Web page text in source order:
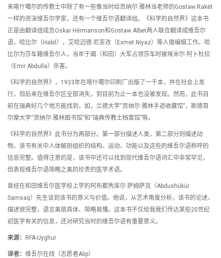
来喀什噶尔的传教士中除了有一些像当时给贡纳尔·雅林当老师的Gostaw Rakét
一样的资深维吾尔学家，还有一个维吾尔语翻译组。《科学的自然界》这本书
正是由翻译组成员Oskar Hérmanson和Gostaw Albet两人联合翻译成维吾尔
语，哈比尔（Habil），艾哈迈德·尼亚孜（Exmet Niyaz）等人做编辑工作。哈
比尔为莎车籍维吾尔人，当年于阗（和田）大军占领莎车时被埃米尔·阿卜杜拉
（Emir Abdulla）杀害。
《科学的自然界》，1933年在喀什噶尔印刷厂出版了一千本，并在社会上发
行，但后来在维吾尔区全部消失，到目前为止一本也没被发现。然而，此书目
前在瑞典好几个地方能找到，如，兰德大学“贡纳尔·雅林手迹收藏馆”，斯德哥
尔摩大学“贡纳尔·雅林图书馆”和“瑞典传教士档案馆”等。
《科学的自然界》此书分为两部分。第一部分描述人类，第二部分则描述动
物。该书有关中人体解剖组织的结构、运动、功能以及这些的维吾尔语称呼的
信息完整。值得注意的是，该书中还可以找到现代维吾尔语词汇中非常罕见，
但表现维吾尔语简略之美的珍贵的医学术语。
曾经在和田维吾尔医学校上学的阿布都秀库尔·萨姆萨克（Abdushükür
Samsaq）先生谈到该书的意义与价值。他说，从艺术角度分析，该书的论述、
描述很完整，语言美丽具体、简略易懂。这本书不仅给我我们传达某些20世纪
初医学有关的信息，还对研究当时的维吾尔语有重要意义。
来源： RFA-Uyghur
译者： 维吾尔在线（志愿者Alip）